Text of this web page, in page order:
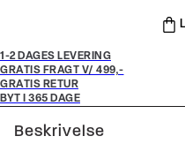
1-2 DAGES LEVERING
GRATIS FRAGT V/ 499,-
GRATIS RETUR
BYT I 365 DAGE
Beskrivelse